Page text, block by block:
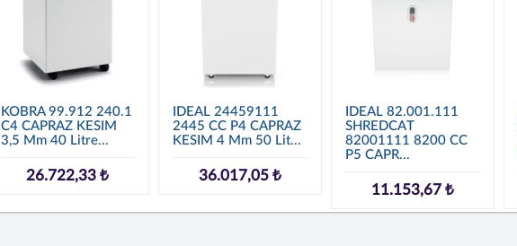
KOBRA 99.912 240.1
C4 CAPRAZ KESIM
3,5 Mm 40 Litre...
26.722,33 ₺
IDEAL 24459111
2445 CC P4 CAPRAZ
KESIM 4 Mm 50 Lit...
36.017,05 ₺
IDEAL 82.001.111
SHREDCAT
82001111 8200 CC
P5 CAPR...
11.153,67 ₺